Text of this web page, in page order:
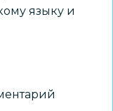
языку и